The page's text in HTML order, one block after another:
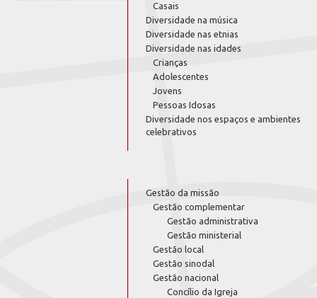
Casais
Diversidade na música
Diversidade nas etnias
Diversidade nas idades
Crianças
Adolescentes
Jovens
Pessoas Idosas
Diversidade nos espaços e ambientes
celebrativos
Gestão da missão
Gestão complementar
Gestão administrativa
Gestão ministerial
Gestão local
Gestão sinodal
Gestão nacional
Concílio da Igreja